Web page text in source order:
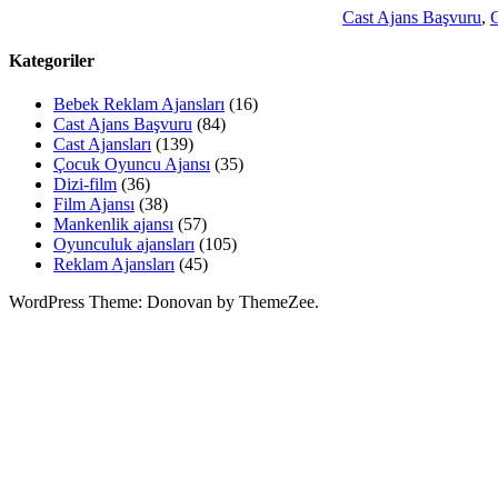
Cast Ajans Başvuru,
Kategoriler
Bebek Reklam Ajansları (16)
Cast Ajans Başvuru (84)
Cast Ajansları (139)
Çocuk Oyuncu Ajansı (35)
Dizi-film (36)
Film Ajansı (38)
Mankenlik ajansı (57)
Oyunculuk ajansları (105)
Reklam Ajansları (45)
WordPress Theme: Donovan by ThemeZee.